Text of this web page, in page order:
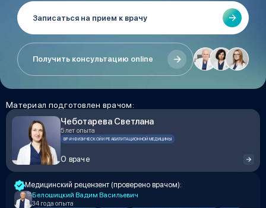
Записаться на прием к врачу
Получить консультацию online
Материал подготовлен врачом:
Чеботарева Светлана
5 лет опыта
ВРАЧ ФИЗИЧЕСКОЙ И РЕАБИЛИТАЦИОННОЙ МЕДИЦИНЫ
О враче
Медицинский рецензент (проверено врачом):
Белошицкий Вадим Васильевич
34 года опыта